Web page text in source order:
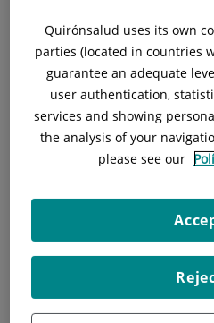
Els nostres blogs
Quirónsalud uses its own
parties (located in countries
guarantee an adequate
user authentication,
services and showing
the analysis of your
please see our